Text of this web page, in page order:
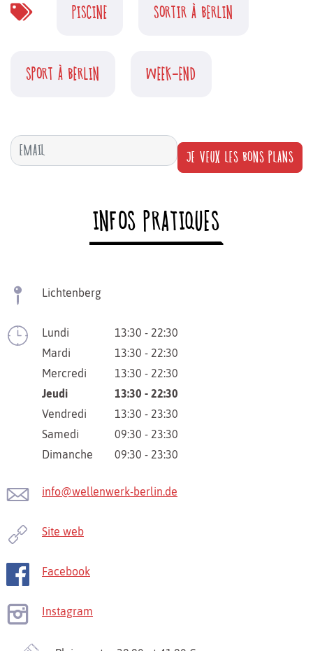
PISCINE SORTIR À BERLIN
SPORT À BERLIN WEEK-END
JE VEUX LES BONS PLANS
INFOS PRATIQUES
Lichtenberg
Lundi
13:30 - 22:30
Mardi
13:30 - 22:30
Mercredi
13:30 - 22:30
Jeudi
13:30 - 22:30
Vendredi
13:30 - 23:30
Samedi
09:30 - 23:30
Dimanche
09:30 - 23:30
info@wellenwerk-berlin.de
Site web
Facebook
Instagram